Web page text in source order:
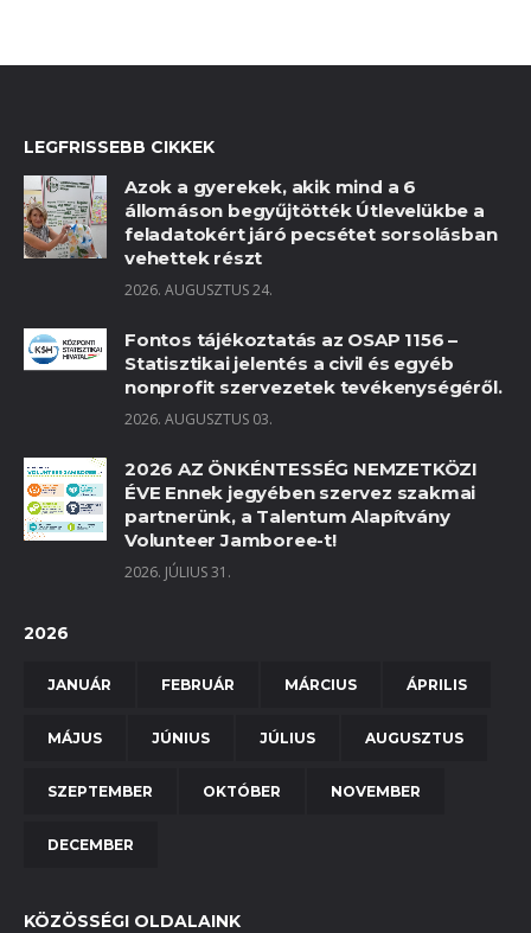
LEGFRISSEBB CIKKEK
Azok a gyerekek, akik mind a 6
állomáson begyűjtötték Útlevelükbe a
feladatokért járó pecsétet sorsolásban
vehettek részt
2026. AUGUSZTUS 24.
Fontos tájékoztatás az OSAP 1156 –
Statisztikai jelentés a civil és egyéb
nonprofit szervezetek tevékenységéről.
2026. AUGUSZTUS 03.
2026 AZ ÖNKÉNTESSÉG NEMZETKÖZI
ÉVE Ennek jegyében szervez szakmai
partnerünk, a Talentum Alapítvány
Volunteer Jamboree-t!
2026. JÚLIUS 31.
2026
JANUÁR FEBRUÁR MÁRCIUS ÁPRILIS
MÁJUS JÚNIUS JÚLIUS AUGUSZTUS
SZEPTEMBER OKTÓBER NOVEMBER
DECEMBER
KÖZÖSSÉGI OLDALAINK